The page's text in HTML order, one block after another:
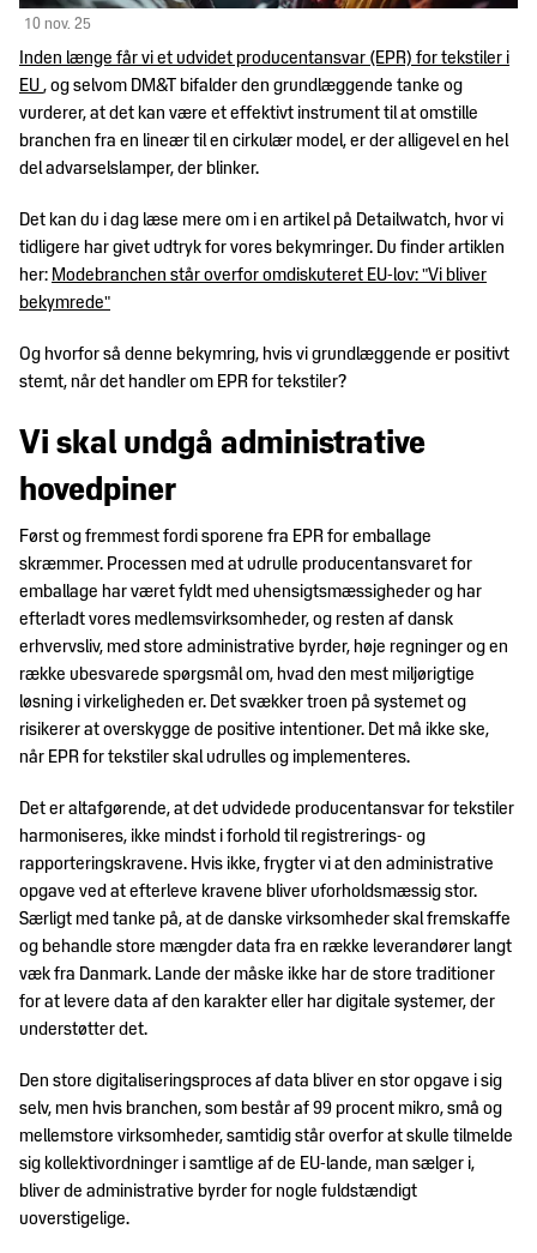
standarder
Persondata
Told
design
Udvidet
producentansvar
Vedtægter
medlemskab
Vedtægter for
servicemedlemskab
samfundsøkonomien
DM&T's forpligtelse
til ansvarlig
virksomhedsadfærd
DM&T's
Brancheerklæringer
DM&T
Sport
dmogt.ai
10 nov. 25
Inden længe får vi et udvidet producentansvar (EPR) for tekstiler i
EU, og selvom DM&T bifalder den grundlæggende tanke og
vurderer, at det kan være et effektivt instrument til at omstille
branchen fra en lineær til en cirkulær model, er der alligevel en hel
del advarselslamper, der blinker.
Det kan du i dag læse mere om i en artikel på Detailwatch, hvor vi
tidligere har givet udtryk for vores bekymringer. Du finder artiklen
her: Modebranchen står overfor omdiskuteret EU-lov: "Vi bliver
bekymrede"
Og hvorfor så denne bekymring, hvis vi grundlæggende er positivt
stemt, når det handler om EPR for tekstiler?
Vi skal undgå administrative
hovedpiner
Først og fremmest fordi sporene fra EPR for emballage
skræmmer. Processen med at udrulle producentansvaret for
emballage har været fyldt med uhensigtsmæssigheder og har
efterladt vores medlemsvirksomheder, og resten af dansk
erhvervsliv, med store administrative byrder, høje regninger og en
række ubesvarede spørgsmål om, hvad den mest miljørigtige
løsning i virkeligheden er. Det svækker troen på systemet og
risikerer at overskygge de positive intentioner. Det må ikke ske,
når EPR for tekstiler skal udrulles og implementeres.
Det er altafgørende, at det udvidede producentansvar for tekstiler
harmoniseres, ikke mindst i forhold til registrerings- og
rapporteringskravene. Hvis ikke, frygter vi at den administrative
opgave ved at efterleve kravene bliver uforholdsmæssig stor.
Særligt med tanke på, at de danske virksomheder skal fremskaffe
og behandle store mængder data fra en række leverandører langt
væk fra Danmark. Lande der måske ikke har de store traditioner
for at levere data af den karakter eller har digitale systemer, der
understøtter det.
Den store digitaliseringsproces af data bliver en stor opgave i sig
selv, men hvis branchen, som består af 99 procent mikro, små og
mellemstore virksomheder, samtidig står overfor at skulle tilmelde
sig kollektivordninger i samtlige af de EU-lande, man sælger i,
bliver de administrative byrder for nogle fuldstændigt
uoverstigelige.